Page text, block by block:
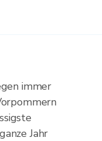
immer
Jahr